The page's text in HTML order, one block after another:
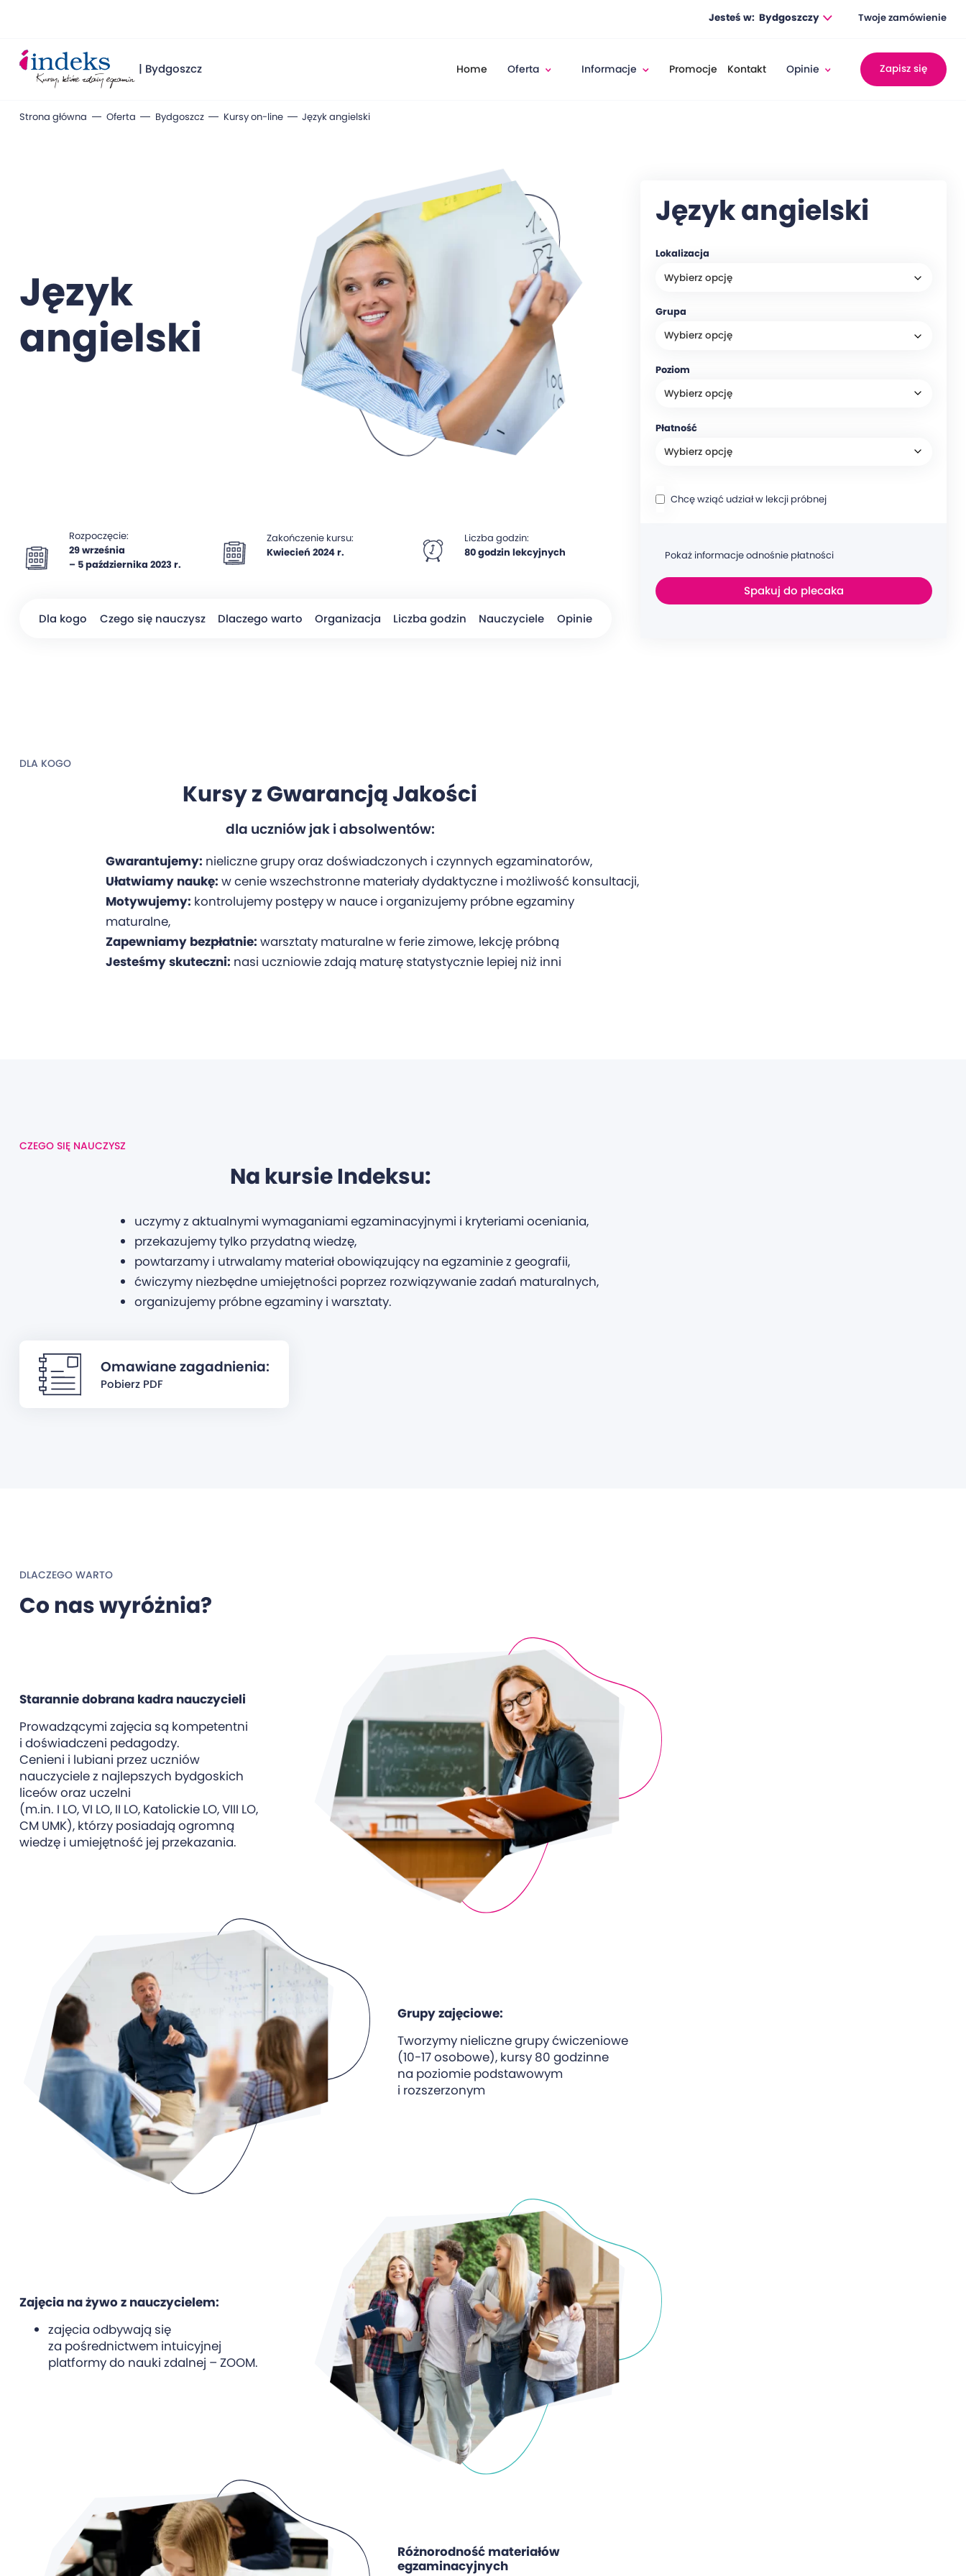
Jesteś w: Bydgoszczy Twoje zamówienie
| Bydgoszcz Home Oferta Informacje Promocje Kontakt Opinie Zapisz się
Strona główna Oferta Bydgoszcz Kursy on-line Język angielski
Język
angielski
Rozpoczęcie:
29 września
– 5 października 2023 r.
Zakończenie kursu:
Kwiecień 2024 r.
Liczba godzin:
80 godzin lekcyjnych
Dla kogo Czego się nauczysz Dlaczego warto Organizacja Liczba godzin Nauczyciele Opinie
Język angielski
Lokalizacja
Grupa
Poziom
Płatność
Chcę wziąć udział w lekcji próbnej
Pokaż informacje odnośnie płatności
Spakuj do plecaka
DLA KOGO
Kursy z Gwarancją Jakości
dla uczniów jak i absolwentów:
Gwarantujemy: nieliczne grupy oraz doświadczonych i czynnych egzaminatorów,
Ułatwiamy naukę: w cenie wszechstronne materiały dydaktyczne i możliwość konsultacji,
Motywujemy: kontrolujemy postępy w nauce i organizujemy próbne egzaminy
maturalne,
Zapewniamy bezpłatnie: warsztaty maturalne w ferie zimowe, lekcję próbną
Jesteśmy skuteczni: nasi uczniowie zdają maturę statystycznie lepiej niż inni
CZEGO SIĘ NAUCZYSZ
Na kursie Indeksu:
uczymy z aktualnymi wymaganiami egzaminacyjnymi i kryteriami oceniania,
przekazujemy tylko przydatną wiedzę,
powtarzamy i utrwalamy materiał obowiązujący na egzaminie z geografii,
ćwiczymy niezbędne umiejętności poprzez rozwiązywanie zadań maturalnych,
organizujemy próbne egzaminy i warsztaty.
Omawiane zagadnienia:
Pobierz PDF
DLACZEGO WARTO
Co nas wyróżnia?
Starannie dobrana kadra nauczycieli
Prowadzącymi zajęcia są kompetentni
i doświadczeni pedagodzy.
Cenieni i lubiani przez uczniów
nauczyciele z najlepszych bydgoskich
liceów oraz uczelni
(m.in. I LO, VI LO, II LO, Katolickie LO, VIII LO,
CM UMK), którzy posiadają ogromną
wiedzę i umiejętność jej przekazania.
Grupy zajęciowe:
Tworzymy nieliczne grupy ćwiczeniowe
(10-17 osobowe), kursy 80 godzinne
na poziomie podstawowym
i rozszerzonym
Zajęcia na żywo z nauczycielem:
zajęcia odbywają się
za pośrednictwem intuicyjnej
platformy do nauki zdalnej – ZOOM.
Różnorodność materiałów
egzaminacyjnych